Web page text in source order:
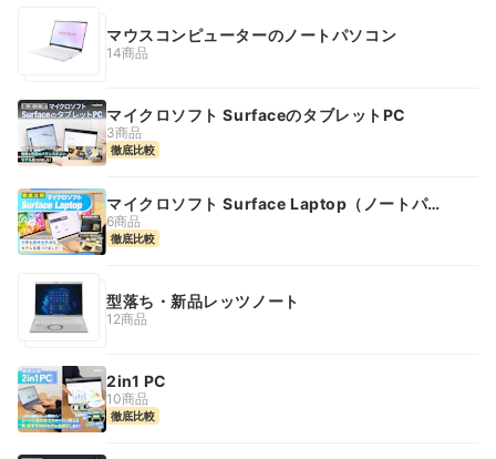
マウスコンピューターのノートパソコン
14商品
マイクロソフト SurfaceのタブレットPC
3商品
徹底比較
マイクロソフト Surface Laptop（ノートパソ
コン）
6商品
徹底比較
型落ち・新品レッツノート
12商品
2in1 PC
10商品
徹底比較